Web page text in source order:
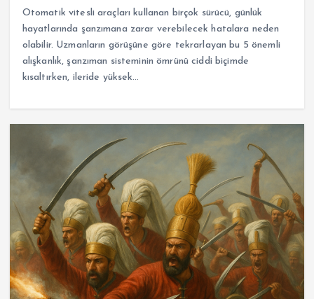
Otomatik vitesli araçları kullanan birçok sürücü, günlük
hayatlarında şanzımana zarar verebilecek hatalara neden
olabilir. Uzmanların görüşüne göre tekrarlayan bu 5 önemli
alışkanlık, şanzıman sisteminin ömrünü ciddi biçimde
kısaltırken, ileride yüksek…